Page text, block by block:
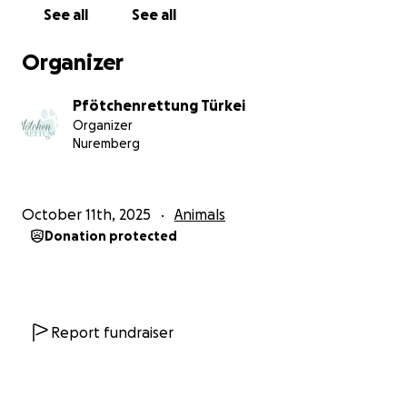
haben.
Wir bitten nicht um große Summen.
Um einen kleinen Beitrag, der Großes bewirken
kann.
entlasten und unseren Schützlingen eine Zukunft
sichern.
Jeder Euro schenkt Hoffnung.
See all See all
Organizer
Pfötchenrettung Türkei
Organizer
Nuremberg
October 11th, 2025 Animals
Donation protected
Report fundraiser